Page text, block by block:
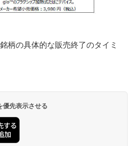
柄の具体的な販売終了のタイミ
先表示させる